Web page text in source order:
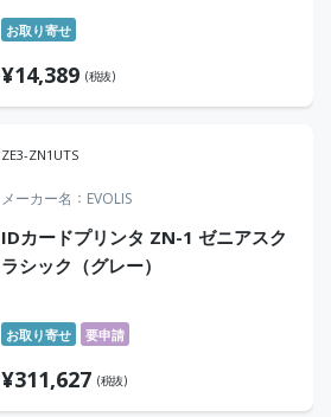
お取り寄せ
¥14,389 (税抜)
ZE3-ZN1UTS
メーカー名 EVOLIS
IDカードプリンタ ZN-1 ゼニアスク
ラシック（グレー）
お取り寄せ 要申請
¥311,627 (税抜)